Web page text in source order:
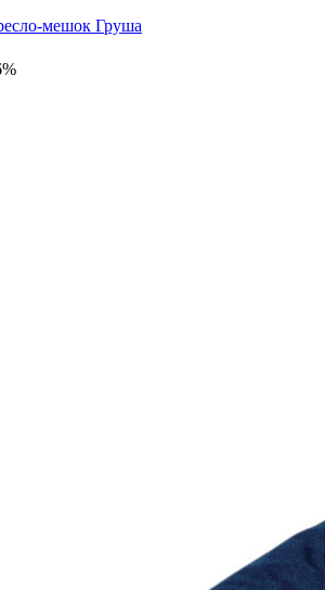
мешок Груша